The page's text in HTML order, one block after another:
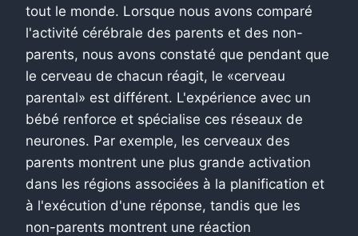
tout le monde. Lorsque nous avons comparé
l'activité cérébrale des parents et des non-
parents, nous avons constaté que pendant que
le cerveau de chacun réagit, le «cerveau
parental» est différent. L'expérience avec un
bébé renforce et spécialise ces réseaux de
neurones. Par exemple, les cerveaux des
parents montrent une plus grande activation
dans les régions associées à la planification et
à l'exécution d'une réponse, tandis que les
non-parents montrent une réaction